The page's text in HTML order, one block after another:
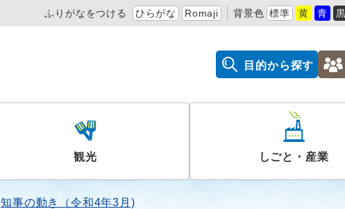
ふりがなをつける ひらがな Romaji 背景色 標準 黄 青
目的から探す
観光 しごと・産業
知事の動き（令和4年3月)